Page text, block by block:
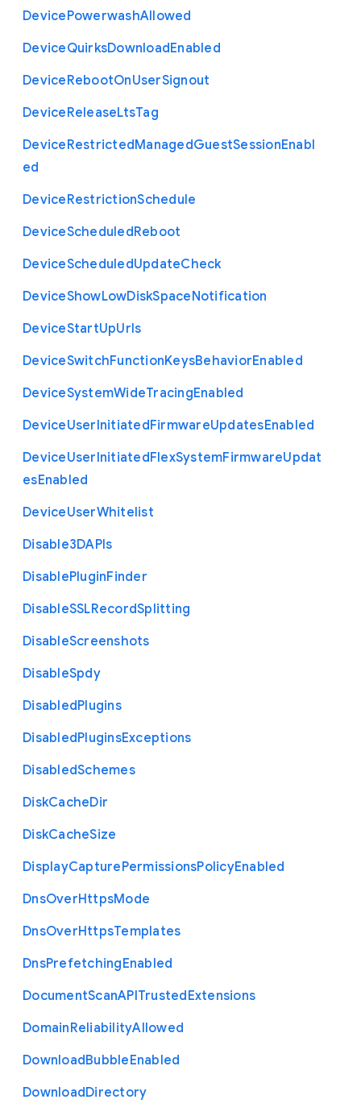
DevicePowerwashAllowed
DeviceQuirksDownloadEnabled
DeviceRebootOnUserSignout
DeviceReleaseLtsTag
DeviceRestrictedManagedGuestSessionEnabl
ed
DeviceRestrictionSchedule
DeviceScheduledReboot
DeviceScheduledUpdateCheck
DeviceShowLowDiskSpaceNotification
DeviceStartUpUrls
DeviceSwitchFunctionKeysBehaviorEnabled
DeviceSystemWideTracingEnabled
DeviceUserInitiatedFirmwareUpdatesEnabled
DeviceUserInitiatedFlexSystemFirmwareUpdat
esEnabled
DeviceUserWhitelist
Disable3DAPIs
DisablePluginFinder
DisableSSLRecordSplitting
DisableScreenshots
DisableSpdy
DisabledPlugins
DisabledPluginsExceptions
DisabledSchemes
DiskCacheDir
DiskCacheSize
DisplayCapturePermissionsPolicyEnabled
DnsOverHttpsMode
DnsOverHttpsTemplates
DnsPrefetchingEnabled
DocumentScanAPITrustedExtensions
DomainReliabilityAllowed
DownloadBubbleEnabled
DownloadDirectory